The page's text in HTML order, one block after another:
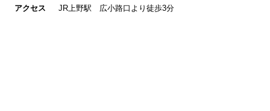
アクセス
JR上野駅 広小路口より徒歩3分